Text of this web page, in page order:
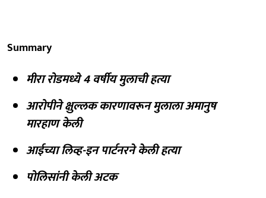
Summary
मीरा रोडमध्ये 4 वर्षीय मुलाची हत्या
आरोपीने क्षुल्लक कारणावरून मुलाला अमानुष
मारहाण केली
आईच्या लिव्ह-इन पार्टनरने केली हत्या
पोलिसांनी केली अटक